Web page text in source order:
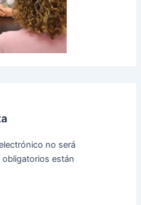
no será
están